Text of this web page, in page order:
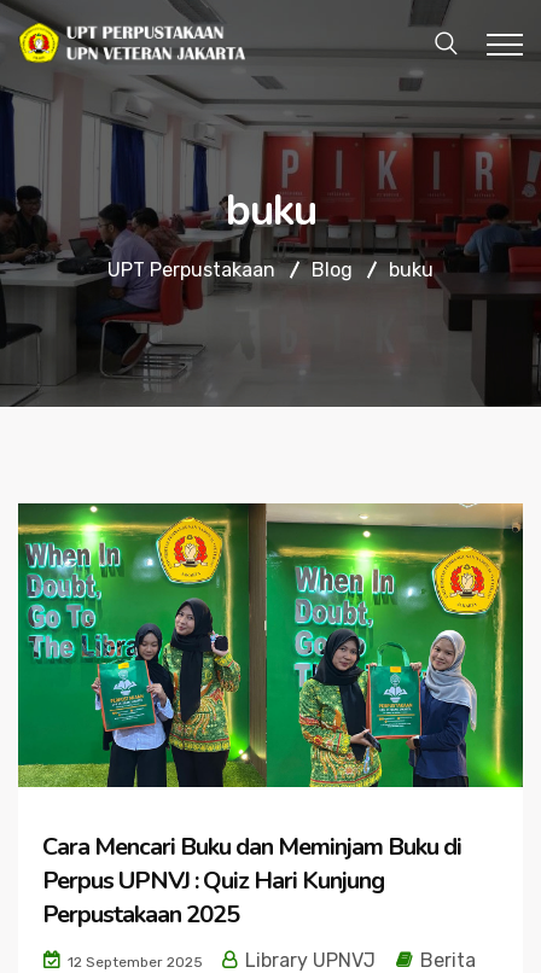
buku
UPT Perpustakaan Blog buku
Cara Mencari Buku dan Meminjam Buku di
Perpus UPNVJ : Quiz Hari Kunjung
Perpustakaan 2025
12 September 2025 Library UPNVJ Berita